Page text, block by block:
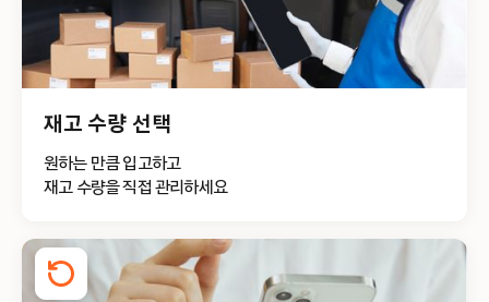
재고 수량 선택
원하는 만큼 입고하고
재고 수량을 직접 관리하세요